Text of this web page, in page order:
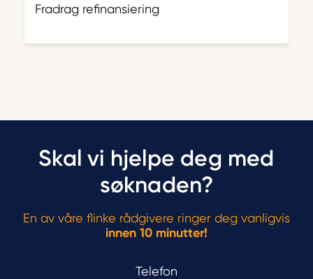
Fradrag refinansiering
Skal vi hjelpe deg med
søknaden?
En av våre flinke rådgivere ringer deg vanligvis
innen 10 minutter!
Telefon